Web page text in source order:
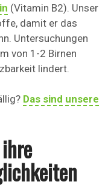
(Vitamin B2). Unser
damit er das
Untersuchungen
von 1-2 Birnen
lindert.
Das sind unsere